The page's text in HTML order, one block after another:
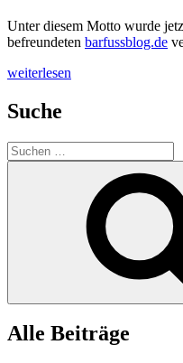
Unter diesem Motto wurde
befreundeten barfussblog.de
„Wie
man
eigentlich
weiterlesen
Suche
Suchen
nach:
Alle Beiträge